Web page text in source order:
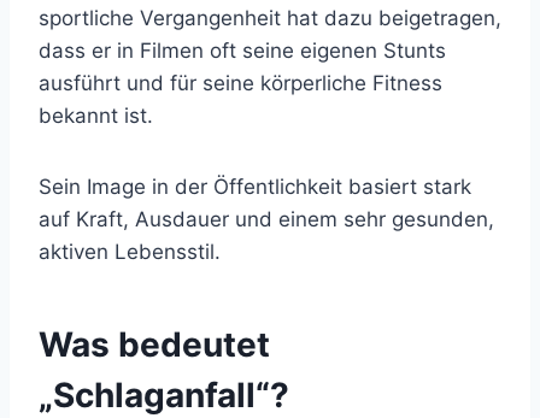
sportliche Vergangenheit hat dazu beigetragen,
dass er in Filmen oft seine eigenen Stunts
ausführt und für seine körperliche Fitness
bekannt ist.
Sein Image in der Öffentlichkeit basiert stark
auf Kraft, Ausdauer und einem sehr gesunden,
aktiven Lebensstil.
Was bedeutet
„Schlaganfall“?